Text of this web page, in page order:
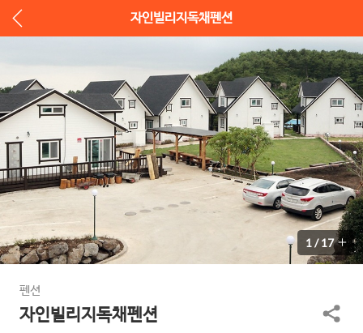
자인빌리지독채펜션
1/17
펜션
자인빌리지독채펜션